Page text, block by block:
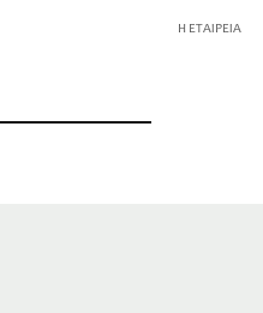
Η ΕΤΑΙΡΕΙΑ